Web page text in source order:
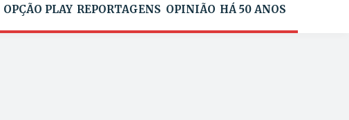
OPÇÃO PLAY REPORTAGENS OPINIÃO HÁ 50 ANOS